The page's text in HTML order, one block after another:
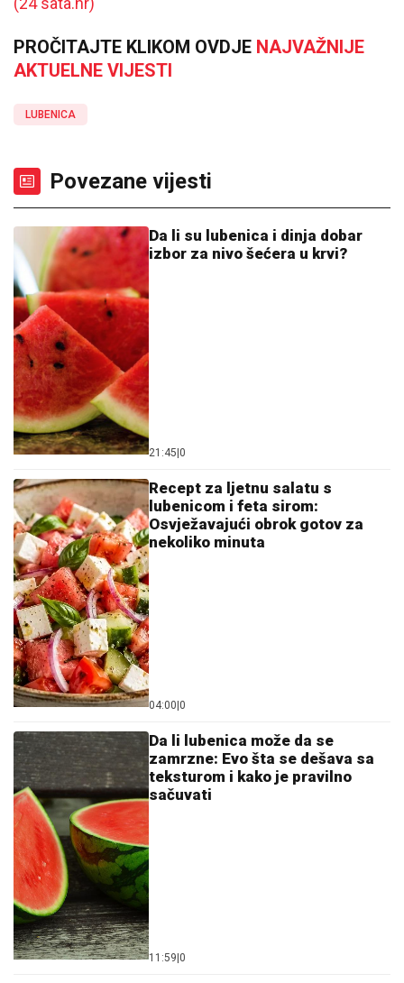
PROČITAJTE KLIKOM OVDJE NAJVAŽNIJE
AKTUELNE VIJESTI
LUBENICA
Povezane vijesti
Da li su lubenica i dinja dobar
izbor za nivo šećera u krvi?
21:45 0
Recept za ljetnu salatu s
lubenicom i feta sirom:
Osvježavajući obrok gotov za
nekoliko minuta
04:00 0
Da li lubenica može da se
zamrzne: Evo šta se dešava sa
teksturom i kako je pravilno
sačuvati
11:59 0